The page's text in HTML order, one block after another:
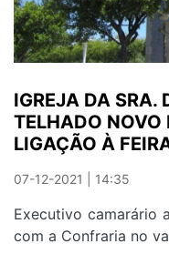
DE
METRO
IGREJA DA SRA.
TELHADO NOVO
LIGAÇÃO À
07-12-2021 | 14:35
Executivo camarário
com a Confraria no